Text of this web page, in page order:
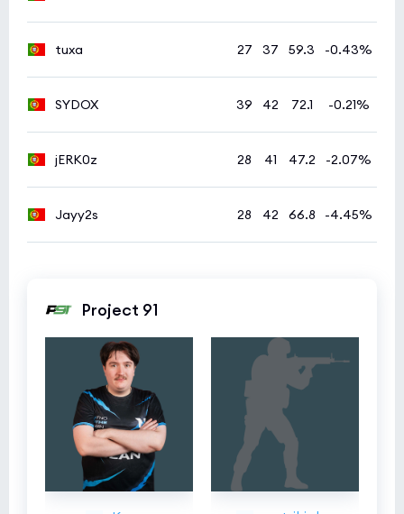
tuxa 27 37 59.3 -0.43%
SYDOX 39 42 72.1 -0.21%
jERK0z 28 41 47.2 -2.07%
Jayy2s 28 42 66.8 -4.45%
Project 91